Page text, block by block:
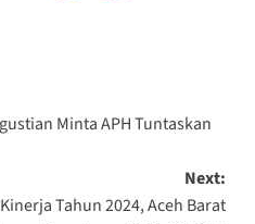
Minta APH Tuntaskan
Next:
Tahun 2024, Aceh Barat